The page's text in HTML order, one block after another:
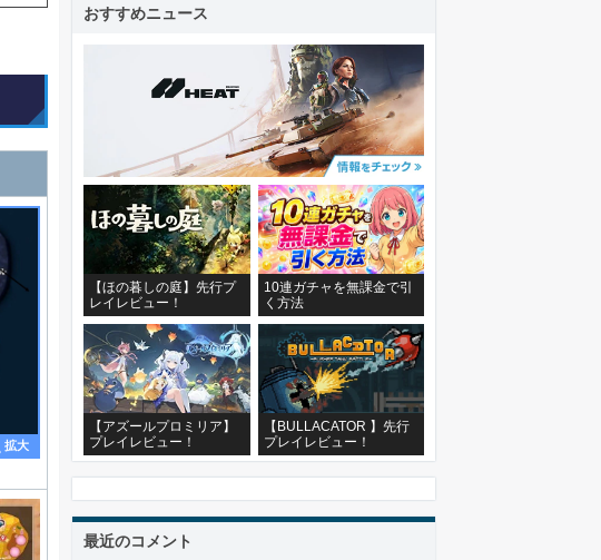
おすすめニュース
【ほの暮しの庭】先行プ
レイレビュー！
10連ガチャを無課金で引
く方法
【アズールプロミリア】
プレイレビュー！
【BULLACATOR 】先行
プレイレビュー！
最近のコメント